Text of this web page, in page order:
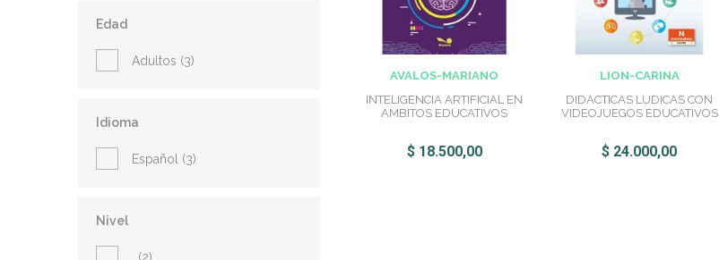
Edad
Adultos (3)
Idioma
Español (3)
Nivel
. (2)
AVALOS-MARIANO
INTELIGENCIA ARTIFICIAL EN
AMBITOS EDUCATIVOS
$ 18.500,00
LION-CARINA
DIDACTICAS LUDICAS CON
VIDEOJUEGOS EDUCATIVOS
$ 24.000,00